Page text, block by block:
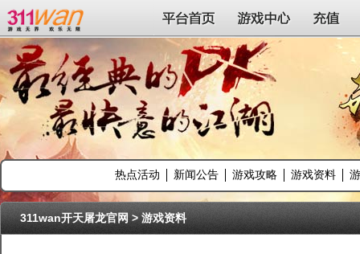
311wan平台 平台首页 游戏中心 充值
热点活动 新闻公告 游戏攻略 游戏资料
311wan开天屠龙官网>游戏资料